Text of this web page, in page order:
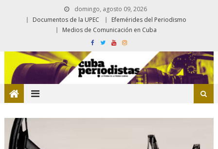
domingo, agosto 09, 2026
Documentos de la UPEC
Efemérides del Periodismo
Medios de Comunicación en Cuba